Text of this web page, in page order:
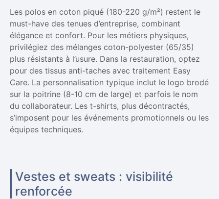
Les polos en coton piqué (180-220 g/m²) restent le
must-have des tenues d’entreprise, combinant
élégance et confort. Pour les métiers physiques,
privilégiez des mélanges coton-polyester (65/35)
plus résistants à l’usure. Dans la restauration, optez
pour des tissus anti-taches avec traitement Easy
Care. La personnalisation typique inclut le logo brodé
sur la poitrine (8-10 cm de large) et parfois le nom
du collaborateur. Les t-shirts, plus décontractés,
s’imposent pour les événements promotionnels ou les
équipes techniques.
Vestes et sweats : visibilité
renforcée